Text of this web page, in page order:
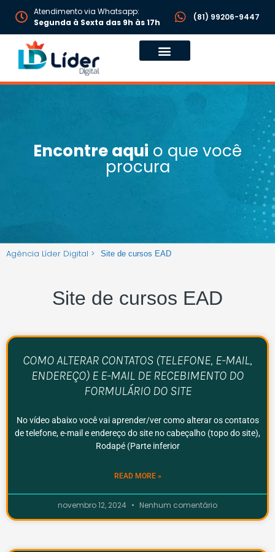
Atendimento via Whatsapp:
Segunda à Sexta das 9h às 17h
(81) 99206-9447
Encontre aqui o que você
procura
Agência Líder Digital > Site de cursos EAD
Site de cursos EAD
COMO ALTERAR CONTATOS (TELEFONE, E-MAIL,
ENDEREÇO) E E-MAIL DE RECEBIMENTO DO
FORMULÁRIO DO SITE
No vídeo abaixo você vai aprender/ver como alterar os contatos
de telefone, e-mail e endereço do site no cabeçalho (topo do site),
Rodapé (Parte inferior
READ MORE »
novembro 12, 2024 Nenhum comentário